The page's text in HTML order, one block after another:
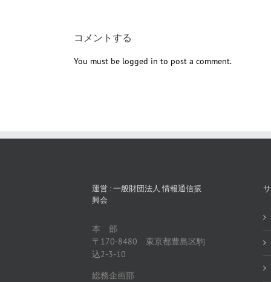
コメントする
You must be logged in to post a comment.
運営 : 一般財団法人 情報通信振
興会
本 部
〒170-8480 東京都豊島区駒
込2-3-10
総務企画部